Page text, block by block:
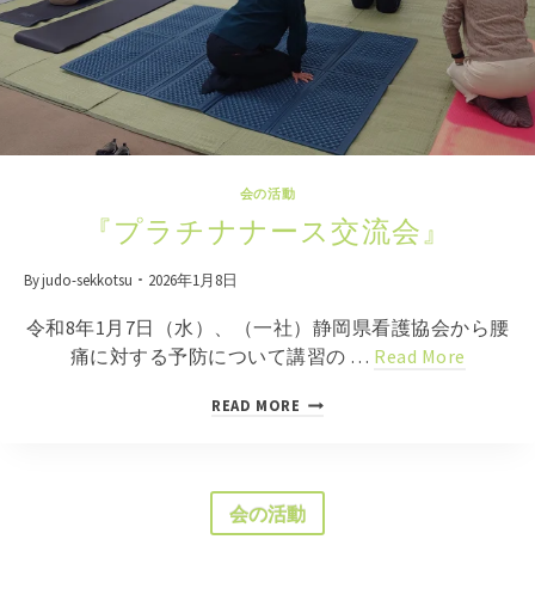
ン
救
護
』
会の活動
『プラチナナース交流会』
Byjudo-sekkotsu 2026年1月8日
令和8年1月7日（水）、（一社）静岡県看護協会から腰
痛に対する予防について講習の … Read More
READ MORE 『
チ
ナ
会の活動